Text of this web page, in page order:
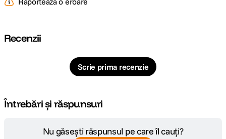
Recenzii
Scrie prima recenzie
Întrebări și răspunsuri
Nu găsești răspunsul pe care îl cauți?